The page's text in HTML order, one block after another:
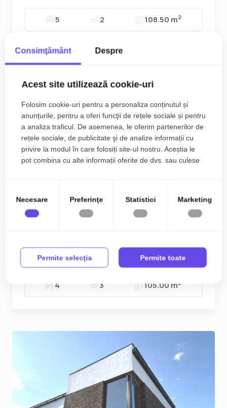
5 2 108.50 m2
Sud 214.990€
4 3 105.00 m2
Consimţământ Despre
Acest site utilizează cookie-uri
Folosim cookie-uri pentru a personaliza conținutul și
anunțurile, pentru a oferi funcţii de rețele sociale și pentru
a analiza traficul. De asemenea, le oferim partenerilor de
rețele sociale, de publicitate şi de analize informații cu
privire la modul în care folosiți site-ul nostru. Aceștia le
pot combina cu alte informații oferite de dvs. sau culese
Necesare Preferinţe Statistici Marketing
Permite selecţia Permite toate